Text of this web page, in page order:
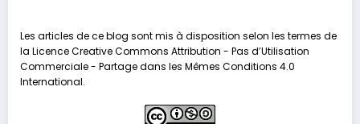
Les articles de ce blog sont mis à disposition selon les termes de
la Licence Creative Commons Attribution - Pas d’Utilisation
Commerciale - Partage dans les Mêmes Conditions 4.0
International.